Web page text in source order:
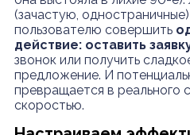
(зачастую,
пользователю совершить
действие: оставить
звонок или получить
предложение. И
превращается в реального
скоростью.